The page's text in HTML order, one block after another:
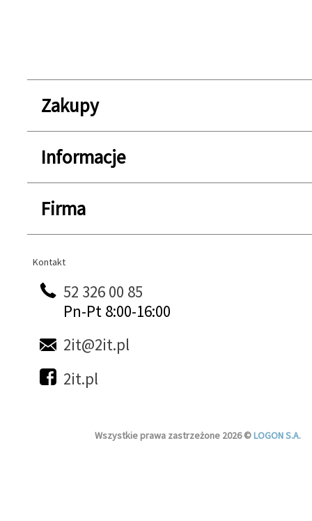
Zakupy
Informacje
Firma
Kontakt
Kontakt
52 326 00 85
Pn-Pt 8:00-16:00
2it@2it.pl
2it.pl
Wszystkie prawa zastrzeżone 2026 ©LOGON S.A.